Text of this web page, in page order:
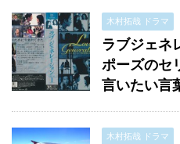
木村拓哉 ドラマ
ラブジェ
ポーズのセ
言いたい言
木村拓哉 ドラマ